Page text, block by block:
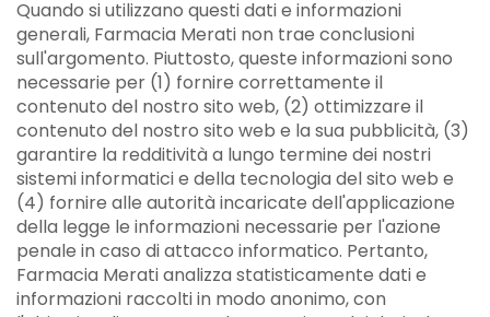
Quando si utilizzano questi dati e informazioni
generali, Farmacia Merati non trae conclusioni
sull'argomento. Piuttosto, queste informazioni sono
necessarie per (1) fornire correttamente il
contenuto del nostro sito web, (2) ottimizzare il
contenuto del nostro sito web e la sua pubblicità, (3)
garantire la redditività a lungo termine dei nostri
sistemi informatici e della tecnologia del sito web e
(4) fornire alle autorità incaricate dell'applicazione
della legge le informazioni necessarie per l'azione
penale in caso di attacco informatico. Pertanto,
Farmacia Merati analizza statisticamente dati e
informazioni raccolti in modo anonimo, con